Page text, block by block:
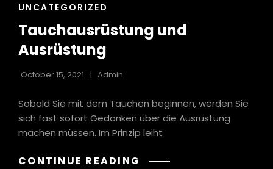
CAT
UNCATEGORIZED
Tauchausrüstung und
Ausrüstung
October 15, 2021 Admin
Sobald Sie mit dem Tauchen beginnen, werden Sie
sich fast sofort Gedanken über die Ausrüstung
machen müssen. Im Prinzip leiht
CONTINUE READING TAUCHAUSRÜSTUNG